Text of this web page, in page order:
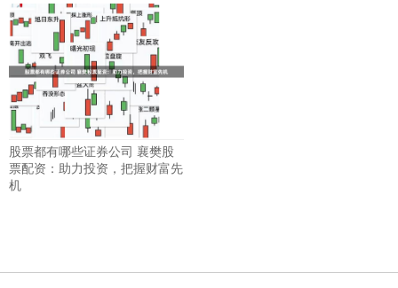
股票都有哪些证券公司 襄樊股
票配资：助力投资，把握财富先
机